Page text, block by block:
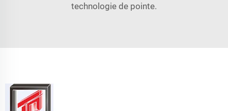
technologie de pointe.